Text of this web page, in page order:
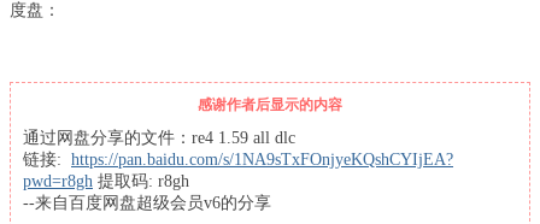
度盘：
感谢作者后显示的内容
通过网盘分享的文件：re4 1.59 all dlc
链接: https://pan.baidu.com/s/1NA9sTxFOnjyeKQshCYIjEA?
pwd=r8gh 提取码: r8gh
--来自百度网盘超级会员v6的分享